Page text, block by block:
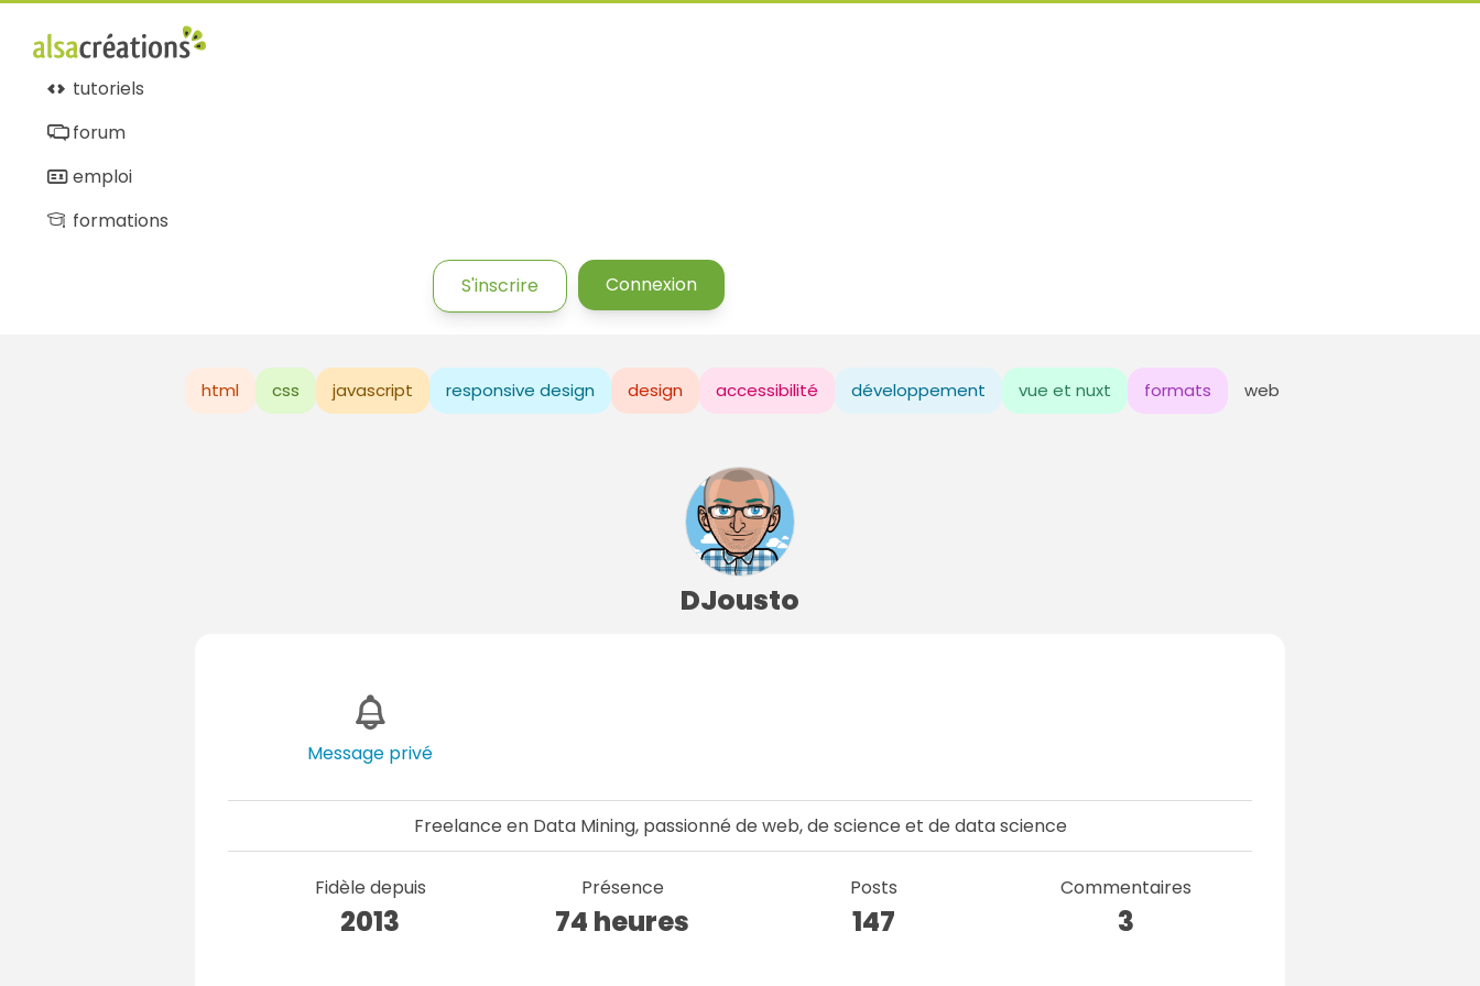
tutoriels
forum
emploi
formations
S'inscrire Connexion
html css javascript responsive design design accessibilité développement vue et nuxt formats web
DJousto
Message privé
Freelance en Data Mining, passionné de web, de science et de data science
Fidèle depuis
2013
Présence
74 heures
Posts
147
Commentaires
3